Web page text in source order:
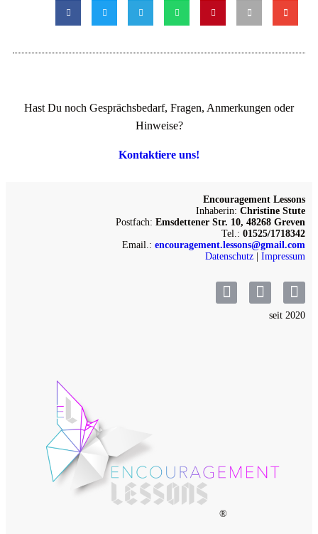
Hast Du noch Gesprächsbedarf, Fragen, Anmerkungen oder
Hinweise?
Kontaktiere uns!
Encouragement Lessons
Inhaberin: Christine Stute
Postfach: Emsdettener Str. 10, 48268 Greven
Tel.: 01525/1718342
Email.: encouragement.lessons@gmail.com
Datenschutz
Impressum
seit 2020
®